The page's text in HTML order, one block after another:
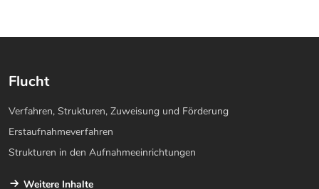
Flucht
Verfahren, Strukturen, Zuweisung und Förderung
Erstaufnahmeverfahren
Strukturen in den Aufnahmeeinrichtungen
Weitere Inhalte